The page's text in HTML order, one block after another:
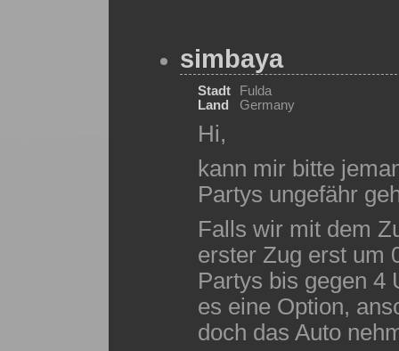
simbaya
Stadt
Fulda
Land
Germany
Hi,
kann mir bitte
Partys ungefähr
Falls wir mit dem
erster Zug erst um
Partys bis gegen 4
es eine Option,
doch das Auto